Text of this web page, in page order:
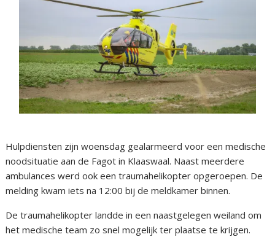
Hulpdiensten zijn woensdag gealarmeerd voor een medische
noodsituatie aan de Fagot in Klaaswaal. Naast meerdere
ambulances werd ook een traumahelikopter opgeroepen. De
melding kwam iets na 12:00 bij de meldkamer binnen.
De traumahelikopter landde in een naastgelegen weiland om
het medische team zo snel mogelijk ter plaatse te krijgen.